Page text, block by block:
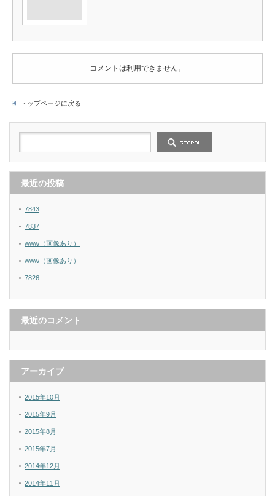
コメントは利用できません。
トップページに戻る
最近の投稿
7843
7837
www（画像あり）
www（画像あり）
7826
最近のコメント
アーカイブ
2015年10月
2015年9月
2015年8月
2015年7月
2014年12月
2014年11月